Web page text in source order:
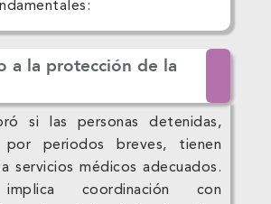
a la protección de la
si las personas detenidas,
por periodos breves, tienen
servicios médicos adecuados.
coordinación con